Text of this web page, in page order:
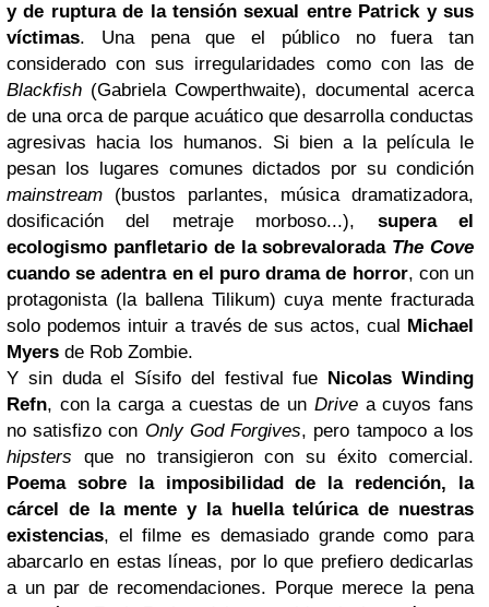
y de ruptura de la tensión sexual entre Patrick y sus
víctimas. Una pena que el público no fuera tan
considerado con sus irregularidades como con las de
Blackfish (Gabriela Cowperthwaite), documental acerca
de una orca de parque acuático que desarrolla conductas
agresivas hacia los humanos. Si bien a la película le
pesan los lugares comunes dictados por su condición
mainstream (bustos parlantes, música dramatizadora,
dosificación del metraje morboso...), supera el
ecologismo panfletario de la sobrevalorada The Cove
cuando se adentra en el puro drama de horror, con un
protagonista (la ballena Tilikum) cuya mente fracturada
solo podemos intuir a través de sus actos, cual
Michael
Myers de Rob Zombie.
Y sin duda el Sísifo del festival fue
Nicolas Winding
Refn, con la carga a cuestas de un Drivea cuyos fans
no satisfizo con Only God Forgives, pero tampoco a los
hipsters que no transigieron con su éxito comercial.
Poema sobre la imposibilidad de la redención, la
cárcel de la mente y la huella telúrica de nuestras
existencias, el filme es demasiado grande como para
abarcarlo en estas líneas, por lo que prefiero dedicarlas
a un par de recomendaciones. Porque merece la pena